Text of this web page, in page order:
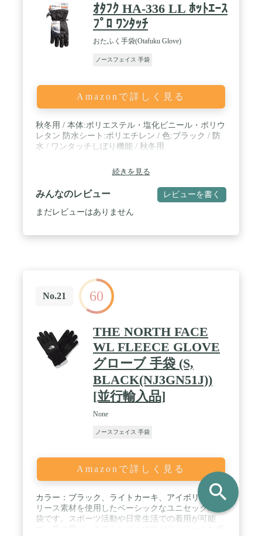
ｵﾀﾌｸ HA-336 LL ﾎｯﾄｴｰｽ
ﾌﾟﾛ ﾜﾝﾀｯﾁ
おたふく手袋(Otafuku Glove)
ノースフェイス 手袋
Amazonで詳しく見る
秋冬用 / 本体:ポリエステル・塩化ビニール・ポリウ
レタン 防水シート:ポリエチレン / 色:ブラック / 防
水 / ワンタッチしぼり機能 / 秋冬用
続きを見る
みんなのレビュー レビューを書く
まだレビューはありません
No.21 60
THE NORTH FACE
WL FLEECE GLOVE
グローブ 手袋 (S,
BLACK(NJ3GN51J))
[並行輸入品]
None
ノースフェイス 手袋
Amazonで詳しく見る
カラー：ブラック、ライトカーキ、アイボリー / フ
リース素材を使用したベーシックなユニセックス手
袋です。スポーツ活動や日常生活での着用が可能
search